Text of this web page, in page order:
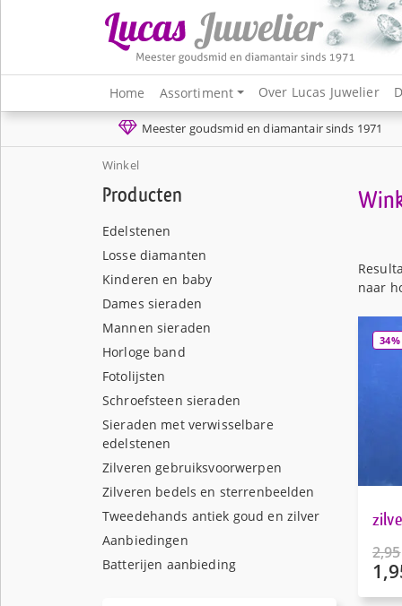
Home Assortiment Over Lucas Juwelier
Meester goudsmid en diamantair sinds 1971
Winkel
Producten
Edelstenen
Losse diamanten
Kinderen en baby
Dames sieraden
Mannen sieraden
Horloge band
Fotolijsten
Schroefsteen sieraden
Sieraden met verwisselbare
edelstenen
Zilveren gebruiksvoorwerpen
Zilveren bedels en sterrenbeelden
Tweedehands antiek goud en zilver
Aanbiedingen
Batterijen aanbieding
naar
34%
2,95